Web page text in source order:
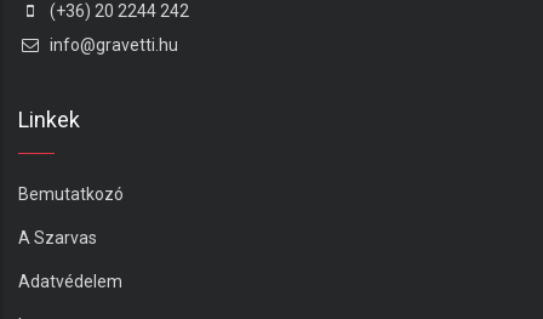
(+36) 20 2244 242
info@gravetti.hu
Linkek
Bemutatkozó
A Szarvas
Adatvédelem